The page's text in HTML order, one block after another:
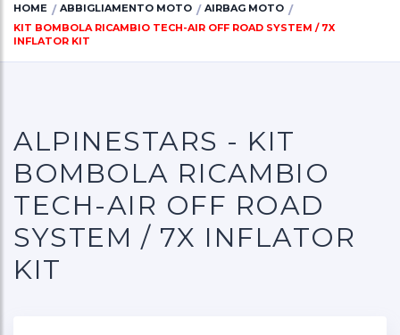
HOME ABBIGLIAMENTO MOTO
AIRBAG MOTO
KIT BOMBOLA RICAMBIO TECH-AIR OFF ROAD SYSTEM / 7X
INFLATOR KIT
ALPINESTARS - KIT
BOMBOLA RICAMBIO
TECH-AIR OFF ROAD
SYSTEM / 7X INFLATOR
KIT